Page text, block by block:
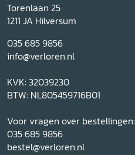
Torenlaan 25
1211 JA Hilversum
035 685 9856
info@verloren.nl
KVK: 32039230
BTW: NL805459716B01
Voor vragen over bestellingen:
035 685 9856
bestel@verloren.nl